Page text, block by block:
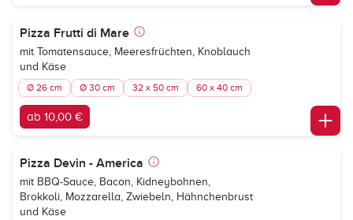
Pizza Frutti di Mare
mit Tomatensauce, Meeresfrüchten, Knoblauch
und Käse
Ø 26 cm Ø 30 cm 32 x 50 cm 60 x 40 cm
ab 10,00 €
Pizza Devin - America
mit BBQ-Sauce, Bacon, Kidneybohnen,
Brokkoli, Mozzarella, Zwiebeln, Hähnchenbrust
und Käse